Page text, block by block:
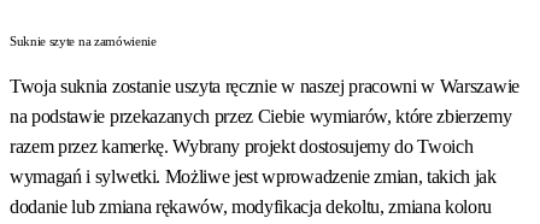
Suknie szyte na zamówienie
Twoja suknia zostanie uszyta ręcznie w naszej pracowni w Warszawie
na podstawie przekazanych przez Ciebie wymiarów, które zbierzemy
razem przez kamerkę. Wybrany projekt dostosujemy do Twoich
wymagań i sylwetki. Możliwe jest wprowadzenie zmian, takich jak
dodanie lub zmiana rękawów, modyfikacja dekoltu, zmiana koloru